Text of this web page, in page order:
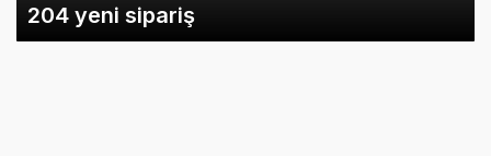
204 yeni sipariş